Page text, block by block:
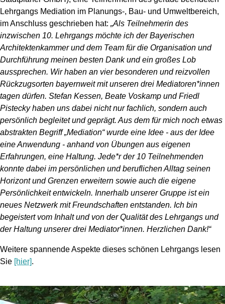
Lehrgangs Mediation im Planungs-, Bau- und Umweltbereich,
im Anschluss geschrieben hat: „Als Teilnehmerin des
inzwischen 10. Lehrgangs möchte ich der Bayerischen
Architektenkammer und dem Team für die Organisation und
Durchführung meinen besten Dank und ein großes Lob
aussprechen. Wir haben an vier besonderen und reizvollen
Rückzugsorten bayernweit mit unseren drei Mediatoren*innen
tagen dürfen. Stefan Kessen, Beate Voskamp und Friedl
Pistecky haben uns dabei nicht nur fachlich, sondern auch
persönlich begleitet und geprägt. Aus dem für mich noch etwas
abstrakten Begriff „Mediation“ wurde eine Idee - aus der Idee
eine Anwendung - anhand von Übungen aus eigenen
Erfahrungen, eine Haltung. Jede*r der 10 Teilnehmenden
konnte dabei im persönlichen und beruflichen Alltag seinen
Horizont und Grenzen erweitern sowie auch die eigene
Persönlichkeit entwickeln. Innerhalb unserer Gruppe ist ein
neues Netzwerk mit Freundschaften entstanden. Ich bin
begeistert vom Inhalt und von der Qualität des Lehrgangs und
der Haltung unserer drei Mediator*innen. Herzlichen Dank!“
Weitere spannende Aspekte dieses schönen Lehrgangs lesen
Sie [hier].